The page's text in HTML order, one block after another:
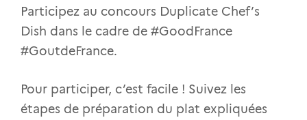
Participez au concours Duplicate Chef’s
Dish dans le cadre de #GoodFrance
#GoutdeFrance.
Pour participer, c’est facile ! Suivez les
étapes de préparation du plat expliquées